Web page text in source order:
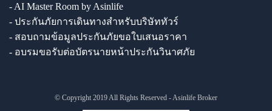
- AI Master Room by Asinlife
- ประกันภัยการเดินทางสำหรับบริษัททัวร์
- สอบถามข้อมูลประกันภัยขอใบเสนอราคา
- อบรมขอรับต่อบัตรนายหน้าประกันวินาศภัย
© Copyright 2019 All Rights Reserved - Asinlife Broker